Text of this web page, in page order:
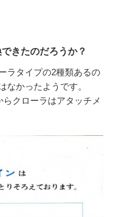
きたのだろうか？
ラタイプの2種類あるの
なかったようです。
クローラはアタッチメ